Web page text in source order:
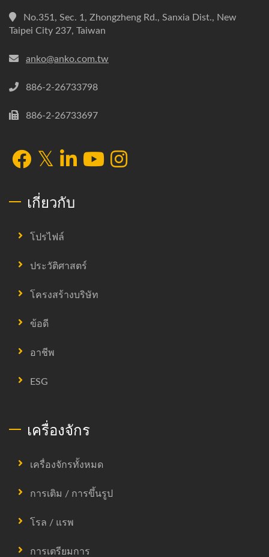
No.351, Sec. 1, Zhongzheng Rd., Sanxia Dist., New
Taipei City 237, Taiwan
anko@anko.com.tw
886-2-26733798
886-2-26733697
เกี่ยวกับ
โปรไฟล์
ประวัติศาสตร์
โครงสร้างบริษัท
ข้อดี
อาชีพ
ESG
เครื่องจักร
เครื่องจักรทั้งหมด
การเติม / การขึ้นรูป
โรล / แรพ
การเตรียมการ